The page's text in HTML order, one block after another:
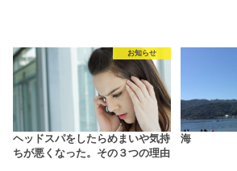
お知らせ
ヘッドスパをしたらめまいや気持
ちが悪くなった。その３つの理由
海